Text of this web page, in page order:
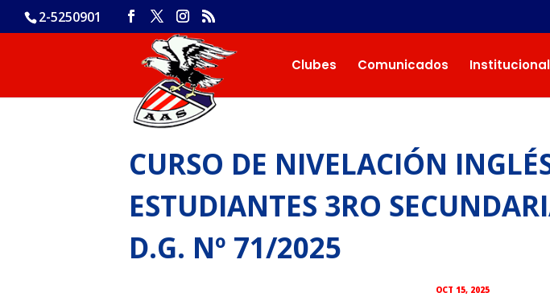
2-5250901
Clubes Comunicados Institucional
CURSO DE NIVELACIÓN
ESTUDIANTES 3RO
D.G. Nº 71/2025
OCT 15, 2025